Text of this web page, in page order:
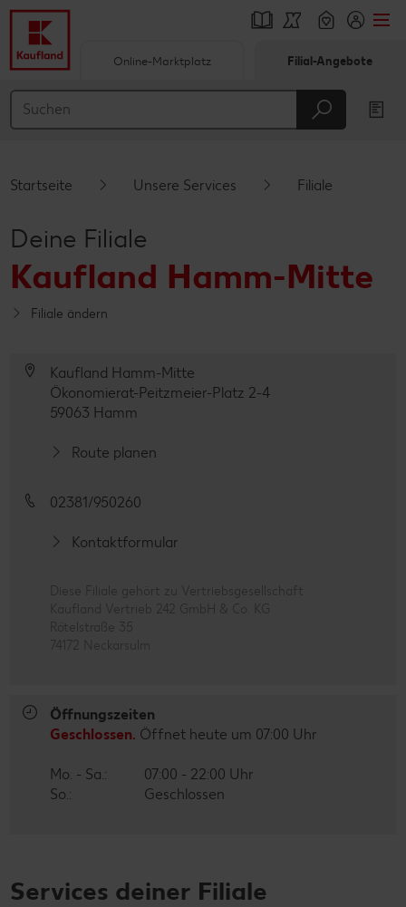
Hauptinhalt
Online-Marktplatz Filial-Angebote
Startseite Unsere Services Filiale
Deine Filiale
Kaufland Hamm-Mitte
Filiale ändern
Kaufland Hamm-Mitte
Ökonomierat-Peitzmeier-Platz 2-4
59063 Hamm
Route planen
02381/950260
Kontaktformular
Diese Filiale gehört zu Vertriebsgesellschaft
Kaufland Vertrieb 242 GmbH & Co. KG
Rötelstraße 35
74172 Neckarsulm
Öffnungszeiten
Geschlossen. Öffnet heute um 07:00 Uhr
Mo. - Sa.:
07:00 - 22:00 Uhr
So.:
Geschlossen
Services deiner Filiale